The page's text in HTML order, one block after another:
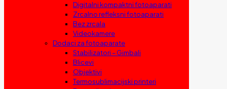
Digitalni kompaktni fotoaparati
Zrcalno refleksni fotoaparati
Bez zrcala
Videokamere
Dodaci za fotoaparate
Stabilizatori – Gimbali
Blicevi
Objektivi
Termosublimacijski printeri